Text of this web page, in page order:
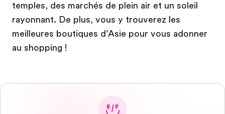
temples, des marchés de plein air et un soleil
rayonnant. De plus, vous y trouverez les
meilleures boutiques d’Asie pour vous adonner
au shopping !